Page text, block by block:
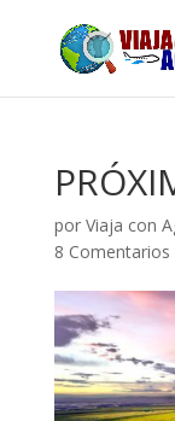
por Viaja con
8 Comentarios